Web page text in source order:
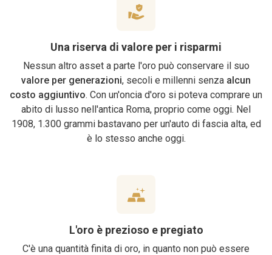
Una riserva di valore per i risparmi
Nessun altro asset a parte l'oro può conservare il suo
valore per generazioni, secoli e millenni senza alcun
costo aggiuntivo. Con un'oncia d'oro si poteva comprare un
abito di lusso nell'antica Roma, proprio come oggi. Nel
1908, 1.300 grammi bastavano per un'auto di fascia alta, ed
è lo stesso anche oggi.
L'oro è prezioso e pregiato
C'è una quantità finita di oro, in quanto non può essere